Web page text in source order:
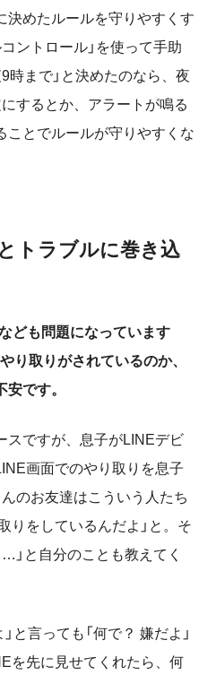
めたルールを守りやすくす
ントロール」を使って手助
時まで」と決めたのなら、夜
するとか、アラートが鳴る
ことでルールが守りやすくな
トラブルに巻き込
も問題になっています
り取りがされているのか、
です。
ですが、息子がLINEデビ
画面でのやり取りを息子
のお友達はこういう人たち
りをしているんだよ」と。そ
」と自分のことも教えてく
と言っても「何で？ 嫌だよ」
を先に見せてくれたら、何